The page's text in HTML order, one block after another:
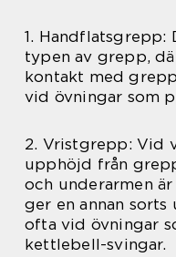
1. Handflatsgrepp:
typen av grepp,
kontakt med
vid övningar som
2. Vristgrepp: Vid
upphöjd från
och underarmen
ger en annan sorts
ofta vid övningar
kettlebell-svingar.